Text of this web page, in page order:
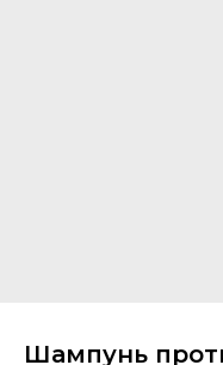
Шампунь